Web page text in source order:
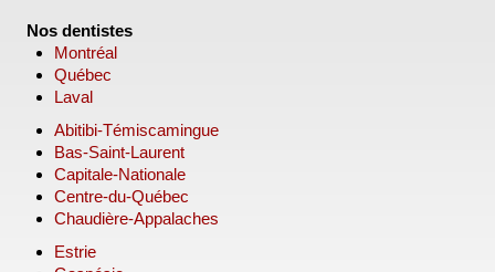
Nos dentistes
Montréal
Québec
Laval
Abitibi-Témiscamingue
Bas-Saint-Laurent
Capitale-Nationale
Centre-du-Québec
Chaudière-Appalaches
Estrie